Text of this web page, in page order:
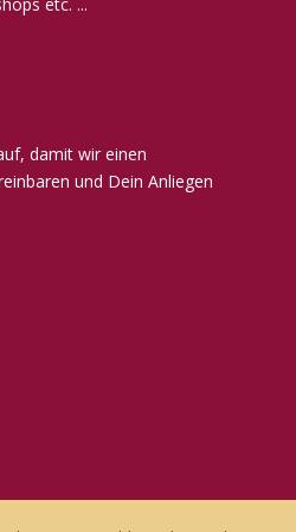
damit wir einen
und Dein Anliegen